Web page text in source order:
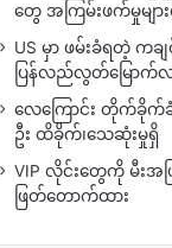
တွေ အကြမ်းဖက်မှုမျာ
US မှာ ဖမ်းခံရတဲ့ ကချ
ပြန်လည်လွတ်မြောက်
လေကြောင်း တိုက်ခိုက်
ဦး ထိခိုက်၊သေဆုံးမှုရှိ
VIP လိုင်းတွေကို မီးအ
ဖြတ်တောက်ထား